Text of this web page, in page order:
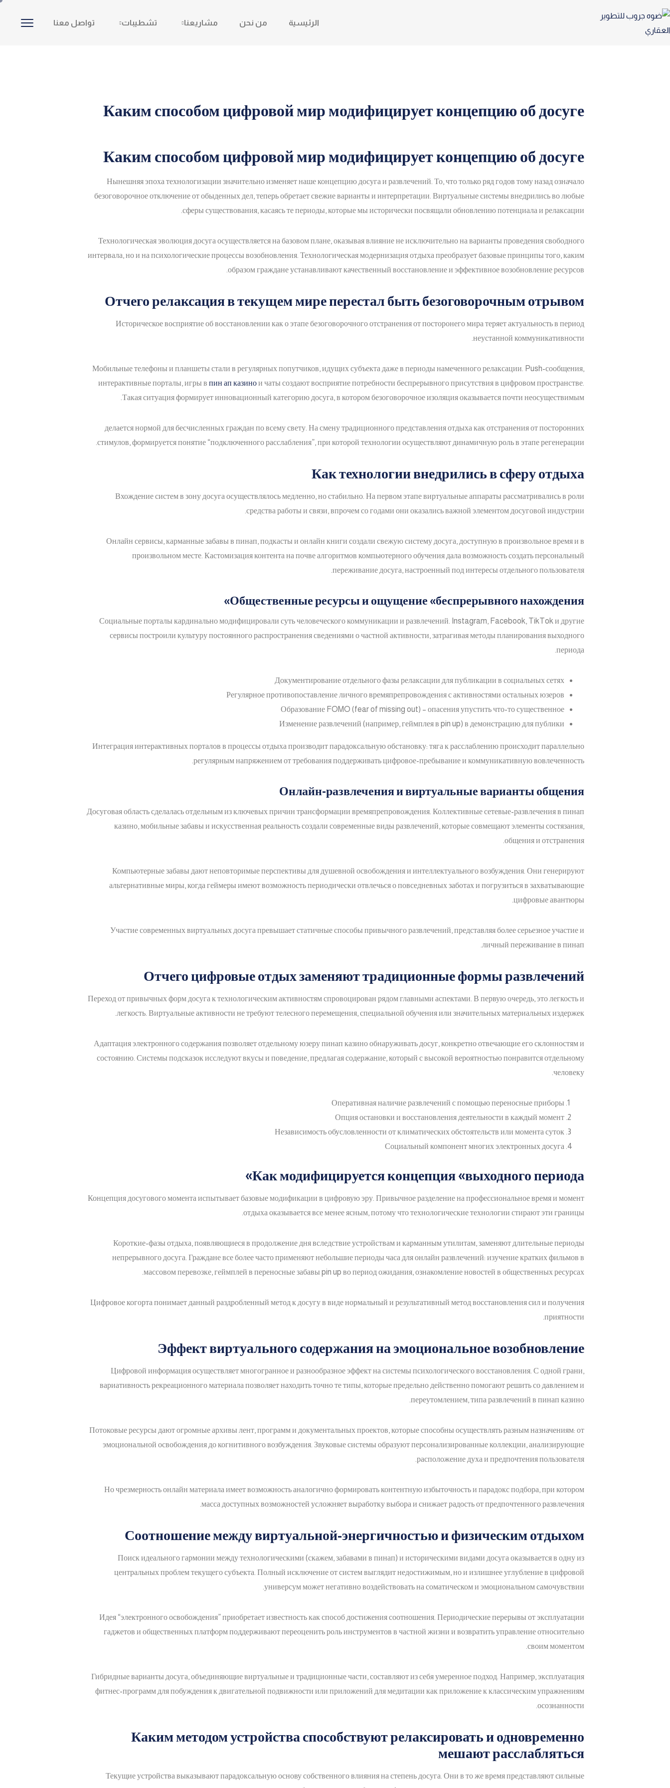
الرئيسية من نحن مشاريعنا تشطيبات تواصل معنا
Каким способом цифровой мир модифицирует концепцию об досуге
Каким способом цифровой мир модифицирует концепцию об досуге
Нынешняя эпоха технологизации значительно изменяет наше концепцию досуга и развлечений. То, что только ряд годов тому назад означало
безоговорочное отключение от обыденных дел, теперь обретает свежие варианты и интерпретации. Виртуальные системы внедрились во любые
сферы существования, касаясь те периоды, которые мы исторически посвящали обновлению потенциала и релаксации.
Технологическая эволюция досуга осуществляется на базовом плане, оказывая влияние не исключительно на варианты проведения свободного
интервала, но и на психологические процессы возобновления. Технологическая модернизация отдыха преобразует базовые принципы того, каким
образом граждане устанавливают качественный восстановление и эффективное возобновление ресурсов.
Отчего релаксация в текущем мире перестал быть безоговорочным отрывом
Историческое восприятие об восстановлении как о этапе безоговорочного отстранения от посторонего мира теряет актуальность в период
неустанной коммуникативности.
Мобильные телефоны и планшеты стали в регулярных попутчиков, идущих субъекта даже в периоды намеченного релаксации. Push-сообщения,
интерактивные порталы, игры в пин ап казинои чаты создают восприятие потребности беспрерывного присутствия в цифровом пространстве.
Такая ситуация формирует инновационный категорию досуга, в котором безоговорочное изоляция оказывается почти неосуществимым.
делается нормой для бесчисленных граждан по всему свету. На смену традиционного представления отдыха как отстранения от посторонних
стимулов, формируется понятие “подключенного расслабления”, при которой технологии осуществляют динамичную роль в этапе регенерации.
Как технологии внедрились в сферу отдыха
Вхождение систем в зону досуга осуществлялось медленно, но стабильно. На первом этапе виртуальные аппараты рассматривались в роли
средства работы и связи, впрочем со годами они оказались важной элементом досуговой индустрии.
Онлайн сервисы, карманные забавы в пинап, подкасты и онлайн книги создали свежую систему досуга, доступную в произвольное время и в
произвольном месте. Кастомизация контента на почве алгоритмов компьютерного обучения дала возможность создать персональный
переживание досуга, настроенный под интересы отдельного пользователя.
Общественные ресурсы и ощущение «беспрерывного нахождения»
Социальные порталы кардинально модифицировали суть человеческого коммуникации и развлечений. Instagram, Facebook, TikTok и другие
сервисы построили культуру постоянного распространения сведениями о частной активности, затрагивая методы планирования выходного
периода.
Документирование отдельного фазы релаксации для публикации в социальных сетях
Регулярное противопоставление личного времяпрепровождения с активностями остальных юзеров
Образование FOMO (fear of missing out) – опасения упустить что-то существенное
Изменение развлечений (например, геймплея в pin up) в демонстрацию для публики
Интеграция интерактивных порталов в процессы отдыха производит парадоксальную обстановку: тяга к расслаблению происходит параллельно
регулярным напряжением от требования поддерживать цифровое-пребывание и коммуникативную вовлеченность.
Онлайн-развлечения и виртуальные варианты общения
Досуговая область сделалась отдельным из ключевых причин трансформации времяпрепровождения. Коллективные сетевые-развлечения в пинап
казино, мобильные забавы и искусственная реальность создали современные виды развлечений, которые совмещают элементы состязания,
общения и отстранения.
Компьютерные забавы дают неповторимые перспективы для душевной освобождения и интеллектуального возбуждения. Они генерируют
альтернативные миры, когда геймеры имеют возможность периодически отвлечься о повседневных заботах и погрузиться в захватывающие
цифровые авантюры.
Участие современных виртуальных досуга превышает статичные способы привычного развлечений, представляя более серьезное участие и
личный переживание в пинап.
Отчего цифровые отдых заменяют традиционные формы развлечений
Переход от привычных форм досуга к технологическим активностям спровоцирован рядом главными аспектами. В первую очередь, это легкость и
легкость. Виртуальные активности не требуют телесного перемещения, специальной обучения или значительных материальных издержек.
Адаптация электронного содержания позволяет отдельному юзеру пинап казино обнаруживать досуг, конкретно отвечающие его склонностям и
состоянию. Системы подсказок исследуют вкусы и поведение, предлагая содержание, который с высокой вероятностью понравится отдельному
человеку.
Оперативная наличие развлечений с помощью переносные приборы
Опция остановки и восстановления деятельности в каждый момент
Независимость обусловленности от климатических обстоятельств или момента суток
Социальный компонент многих электронных досуга
Как модифицируется концепция «выходного периода»
Концепция досугового момента испытывает базовые модификации в цифровую эру. Привычное разделение на профессиональное время и момент
отдыха оказывается все менее ясным, потому что технологические технологии стирают эти границы.
Короткие-фазы отдыха, появляющиеся в продолжение дня вследствие устройствам и карманным утилитам, заменяют длительные периоды
непрерывного досуга. Граждане все более часто применяют небольшие периоды часа для онлайн развлечений: изучение кратких фильмов в
массовом перевозке, геймплей в переносные забавы pin up во период ожидания, ознакомление новостей в общественных ресурсах.
Цифровое когорта понимает данный раздробленный метод к досугу в виде нормальный и результативный метод восстановления сил и получения
приятности.
Эффект виртуального содержания на эмоциональное возобновление
Цифровой информация осуществляет многогранное и разнообразное эффект на системы психологического восстановления. С одной грани,
вариативность рекреационного материала позволяет находить точно те типы, которые предельно действенно помогают решить со давлением и
переутомлением, типа развлечений в пинап казино.
Потоковые ресурсы дают огромные архивы лент, программ и документальных проектов, которые способны осуществлять разным назначениям: от
эмоциональной освобождения до когнитивного возбуждения. Звуковые системы образуют персонализированные коллекции, анализирующие
расположение духа и предпочтения пользователя.
Но чрезмерность онлайн материала имеет возможность аналогично формировать контентную избыточность и парадокс подбора, при котором
масса доступных возможностей усложняет выработку выбора и снижает радость от предпочтенного развлечения.
Соотношение между виртуальной-энергичностью и физическим отдыхом
Поиск идеального гармонии между технологическими (скажем, забавами в пинап) и историческими видами досуга оказывается в одну из
центральных проблем текущего субъекта. Полный исключение от систем выглядит недостижимым, но и излишнее углубление в цифровой
универсум может негативно воздействовать на соматическом и эмоциональном самочувствии.
Идея “электронного освобождения” приобретает известность как способ достижения соотношения. Периодические перерывы от эксплуатации
гаджетов и общественных платформ поддерживают переоценить роль инструментов в частной жизни и возвратить управление относительно
своим моментом.
Гибридные варианты досуга, объединяющие виртуальные и традиционные части, составляют из себя умеренное подход. Например, эксплуатация
фитнес-программ для побуждения к двигательной подвижности или приложений для медитации как приложение к классическим упражнениям
осознанности.
Каким методом устройства способствуют релаксировать и одновременно
мешают расслабляться
Текущие устройства выказывают парадоксальную основу собственного влияния на степень досуга. Они в то же время представляют сильные